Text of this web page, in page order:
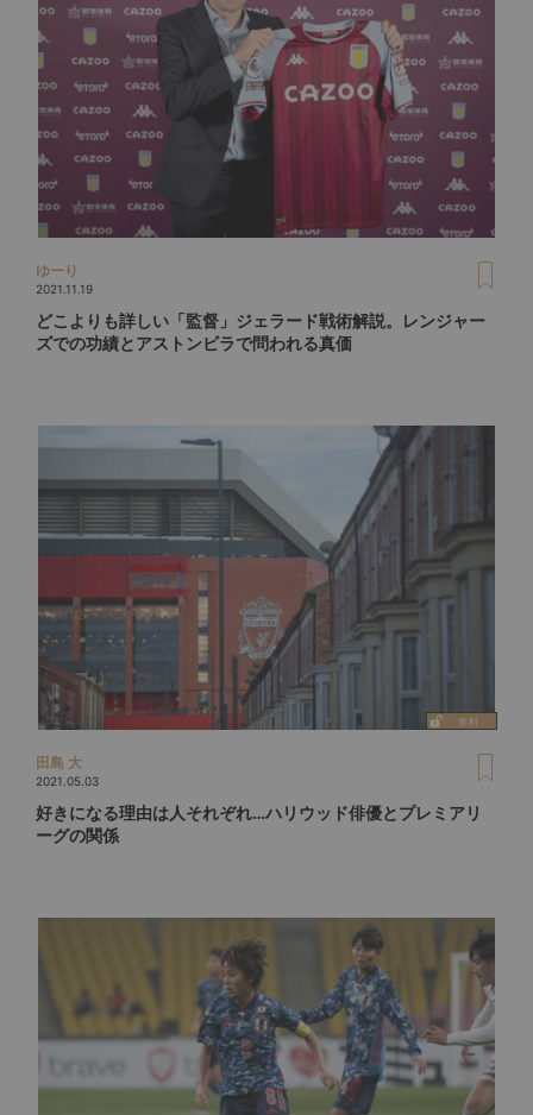
ゆーり
2021.11.19
どこよりも詳しい「監督」ジェラード戦術解説。レンジャー
ズでの功績とアストンビラで問われる真価
田島 大
2021.05.03
好きになる理由は人それぞれ…ハリウッド俳優とプレミアリ
ーグの関係